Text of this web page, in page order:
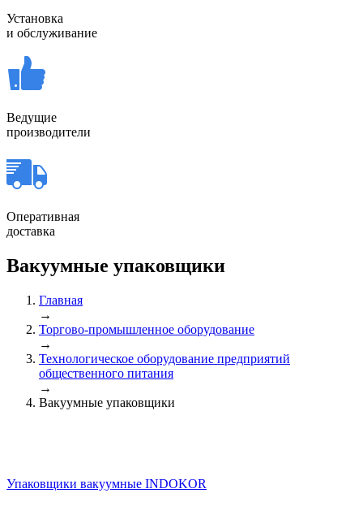
Установка
и обслуживание
Ведущие
производители
Оперативная
доставка
Вакуумные упаковщики
Главная
→
Торгово-промышленное оборудование
→
Технологическое оборудование предприятий
общественного питания
→
Вакуумные упаковщики
Упаковщики вакуумные INDOKOR